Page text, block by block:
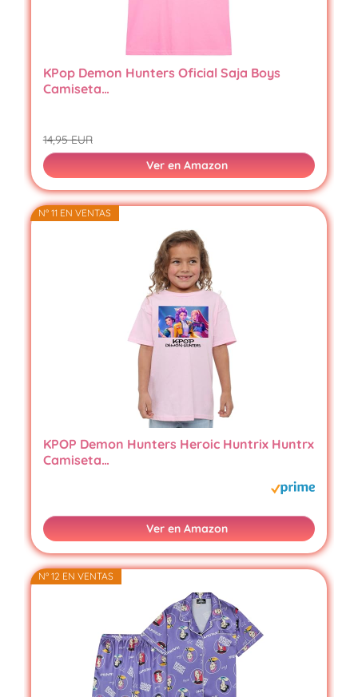
KPop Demon Hunters Oficial Saja Boys
Camiseta…
14,95 EUR
Ver en Amazon
Nº 11 EN VENTAS
KPOP Demon Hunters Heroic Huntrix Huntrx
Camiseta…
Ver en Amazon
Nº 12 EN VENTAS